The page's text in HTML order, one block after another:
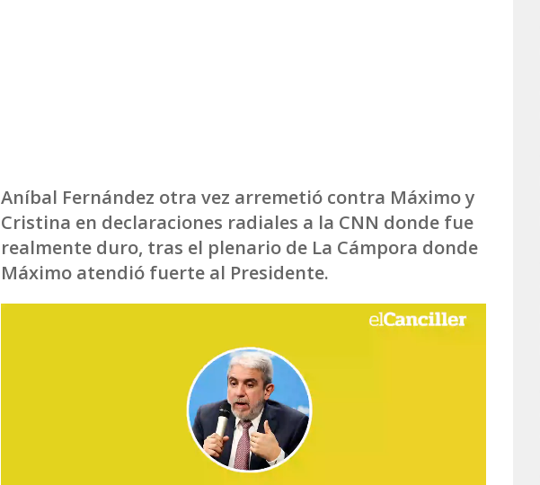
Aníbal Fernández otra vez arremetió contra Máximo y
Cristina en declaraciones radiales a la CNN donde fue
realmente duro, tras el plenario de La Cámpora donde
Máximo atendió fuerte al Presidente.